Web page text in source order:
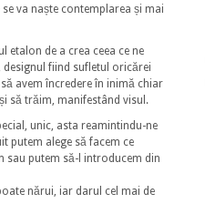
va naște contemplarea și mai
etalon de a crea ceea ce ne
designul fiind sufletul oricărei
avem încredere în inimă chiar
să trăim, manifestând visul.
unic, asta reamintindu-ne
putem alege să facem ce
sau putem să-l introducem din
nărui, iar darul cel mai de